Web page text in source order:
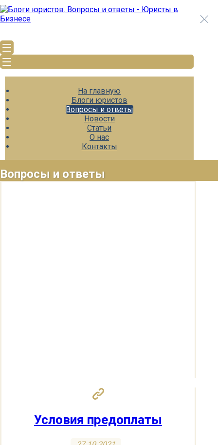
На главную
Блоги юристов
Вопросы и ответы
Новости
Статьи
О нас
Контакты
Вопросы и ответы
Условия предоплаты